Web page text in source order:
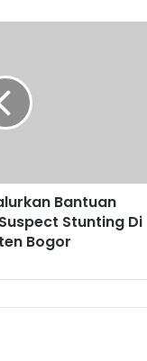
Bantuan
Stunting Di
Bogor